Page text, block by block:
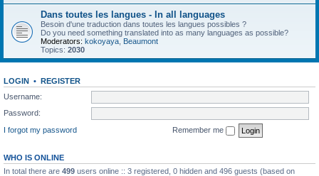
Dans toutes les langues - In all languages
Besoin d'une traduction dans toutes les langues possibles ?
Do you need something translated into as many languages as possible?
Moderators: kokoyaya Beaumont
Topics: 2030
LOGIN • REGISTER
Username:
Password:
I forgot my password
Remember me
WHO IS ONLINE
In total there are 499 users online :: 3 registered, 0 hidden and 496 guests (based on